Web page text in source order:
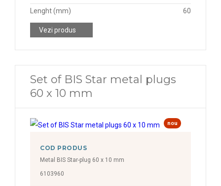
Lenght (mm)
60
Vezi produs
Set of BIS Star metal plugs
60 x 10 mm
nou
COD PRODUS
Metal BIS Star-plug 60 x 10 mm
6103960